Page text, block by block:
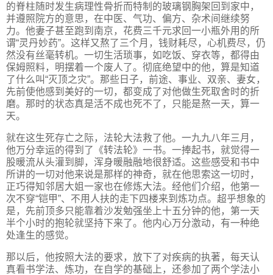
的脊柱随时发生病理性骨折而特制的玻璃钢胸架回到家中，
并遵照院方的意思，在中医、气功、偏方、杂术间继续努
力。他妻子甚至跑到南京，花费三千元求回一小瓶外用的所
谓“灵丹妙药”。这样又熬了三个月，钱财耗尽，心机费尽，仍
然没有丝毫转机。一切生活琐事，如吃饭、穿衣等，都得由
保姆照料，明摆着一个废人了。彻底绝望中的他，算是知道
了什么叫“灭顶之灾”。那些日子，前途、事业、双亲、妻女，
先前使他感到美好的一切，都变成了对他做生死取舍时的折
磨。那时的状态真是活不成也死不了，只能是熬一天，算一
天。
就在这生死存亡之际，法轮大法救了他。一九九八年三月，
他万分幸运的得到了《转法轮》一书。一捧起书，就觉得一
股暖流从头灌到脚，浑身暖融融地很舒适。这些感受和书中
所讲的一切对他来说是那样的神奇，就在他思索这一切时，
正巧得知邻居大姐一家也在修炼大法。经他们介绍，他第一
次不穿“铠甲”、不用人扶的走下四楼来到炼功点。超乎想象的
是，先前顶多只能靠着沙发勉强坐上十五分钟的他，第一天
半个小时的抱轮就坚持下来了。他内心万分激动，有一种绝
处逢生的感觉。
那以后，他按照大法的要求，放下了对疾病的执著，每天认
真看书学法、炼功，在自学的基础上，还参加了两个学法小